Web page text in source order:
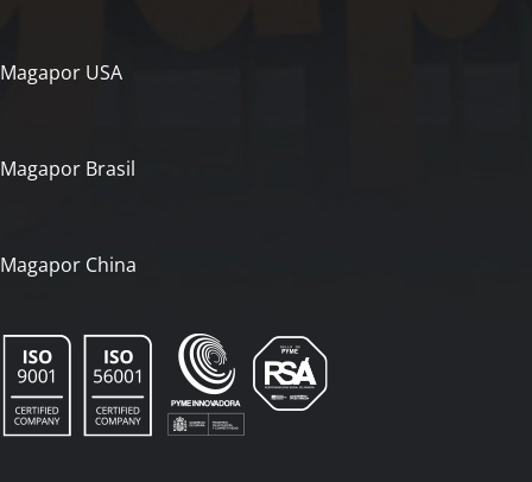
Magapor USA
Magapor Brasil
Magapor China